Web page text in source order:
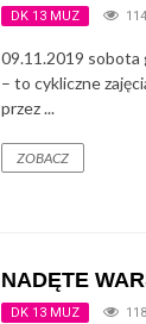
DK 13 MUZ
09.11.2019 sobota
– to cykliczne
przez ...
ZOBACZ
NADĘTE
DK 13 MUZ